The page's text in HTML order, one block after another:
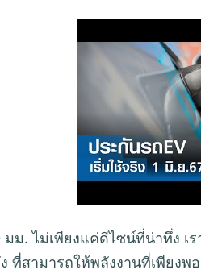
ม. ไม่เพียงแค่ดีไซน์ที่น่าทึ่ง
ที่สามารถให้พลังงานที่เพียง